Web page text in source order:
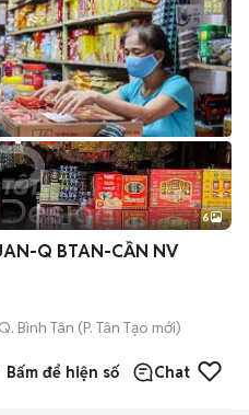
+2
6
Q BTAN-CẦN NV
Q. Bình Tân (P. Tân Tạo mới)
Bấm để hiện số Chat